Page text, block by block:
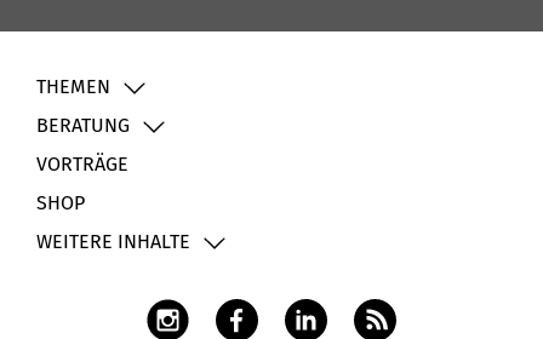
THEMEN
BERATUNG
VORTRÄGE
SHOP
WEITERE INHALTE